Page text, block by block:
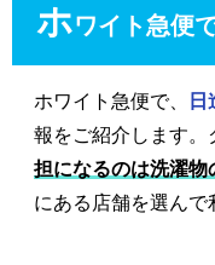
ホワイト急便
ホワイト急便で、 日
報をご紹介します。
担になるのは洗濯物
にある店舗を選んで